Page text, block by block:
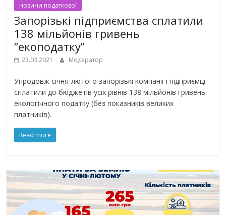
новини податкової
Запорізькі підприємства сплатили
138 мільйонів гривень
“екоподатку”
23.03.2021 Модератор
Упродовж січня-лютого запорізькі компанії і підприємці
сплатили до бюджетів усіх рівнів 138 мільйонів гривень
екологічного податку (без показників великих
платників).
Read more